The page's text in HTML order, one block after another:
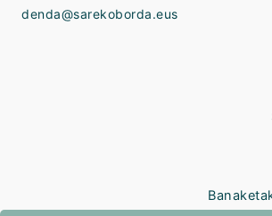
denda@sarekoborda.eus